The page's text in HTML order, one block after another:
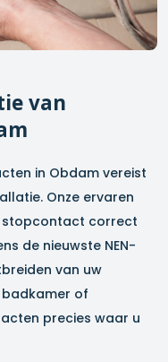
van
in Obdam vereist
Onze ervaren
stopcontact correct
de nieuwste NEN-
van uw
badkamer of
precies waar u